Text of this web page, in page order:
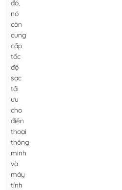
đó,
nó
còn
cung
cấp
tốc
độ
sạc
tối
ưu
cho
điện
thoại
thông
minh
và
máy
tính